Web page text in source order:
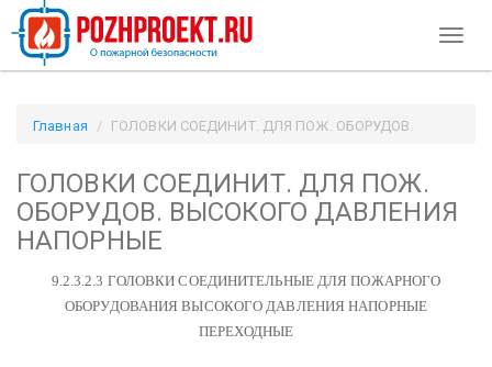
Главная
ГОЛОВКИ СОЕДИНИТ. ДЛЯ ПОЖ. ОБОРУДОВ.
ГОЛОВКИ СОЕДИНИТ. ДЛЯ ПОЖ.
ОБОРУДОВ. ВЫСОКОГО ДАВЛЕНИЯ
НАПОРНЫЕ
9.2.3.2.3 ГОЛОВКИ СОЕДИНИТЕЛЬНЫЕ ДЛЯ ПОЖАРНОГО
ОБОРУДОВАНИЯ ВЫСОКОГО ДАВЛЕНИЯ НАПОРНЫЕ
ПЕРЕХОДНЫЕ